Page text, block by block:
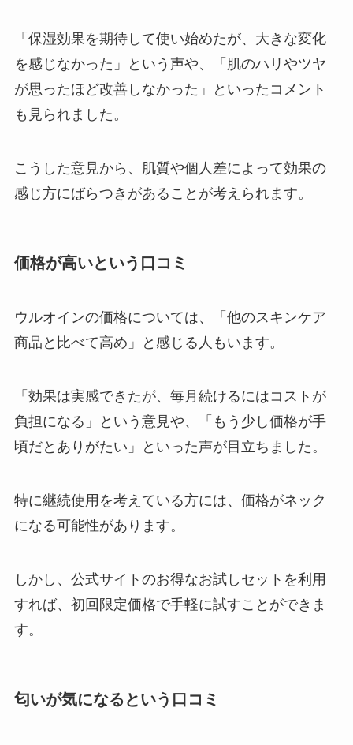
「保湿効果を期待して使い始めたが、大きな変化
を感じなかった」という声や、「肌のハリやツヤ
が思ったほど改善しなかった」といったコメント
も見られました。
こうした意見から、肌質や個人差によって効果の
感じ方にばらつきがあることが考えられます。
価格が高いという口コミ
ウルオインの価格については、「他のスキンケア
商品と比べて高め」と感じる人もいます。
「効果は実感できたが、毎月続けるにはコストが
負担になる」という意見や、「もう少し価格が手
頃だとありがたい」といった声が目立ちました。
特に継続使用を考えている方には、価格がネック
になる可能性があります。
しかし、公式サイトのお得なお試しセットを利用
すれば、初回限定価格で手軽に試すことができま
す。
匂いが気になるという口コミ